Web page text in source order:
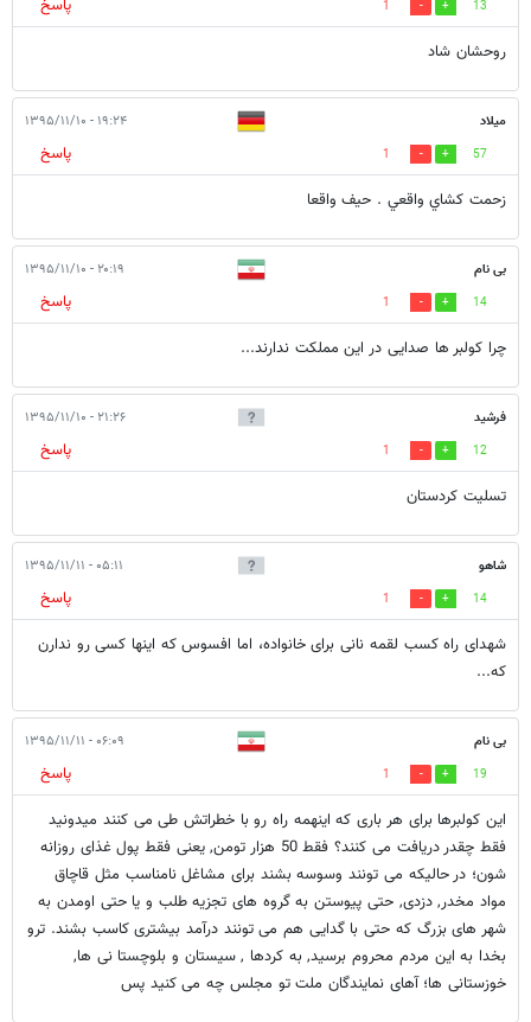
13
1
پاسخ
روحشان شاد
ميلاد ۱۹:۲۴ - ۱۳۹۵/۱۱/۱۰
57
1
پاسخ
زحمت كشاي واقعي . حيف واقعا
بی نام ۲۰:۱۹ - ۱۳۹۵/۱۱/۱۰
14
1
پاسخ
چرا کولبر ها صدایی در این مملکت ندارند...
فرشید ۲۱:۲۶ - ۱۳۹۵/۱۱/۱۰
12
1
پاسخ
تسلیت کردستان
شاهو ۰۵:۱۱ - ۱۳۹۵/۱۱/۱۱
14
1
پاسخ
شهدای راه کسب لقمه نانی برای خانواده، اما افسوس که اینها کسی رو ندارن
که...
بی نام ۰۶:۰۹ - ۱۳۹۵/۱۱/۱۱
19
1
پاسخ
این کولبرها برای هر باری که اینهمه راه رو با خطراتش طی می کنند میدونید
فقط چقدر دریافت می کنند؟ فقط 50 هزار تومن, یعنی فقط پول غذای روزانه
شون؛ در حالیکه می تونند وسوسه بشند برای مشاغل نامناسب مثل قاچاق
مواد مخدر, دزدی, حتی پیوستن به گروه های تجزیه طلب و یا حتی اومدن به
شهر های بزرگ که حتی با گدایی هم می تونند درآمد بیشتری کاسب بشند. ترو
بخدا به این مردم محروم برسید, به کردها , سیستان و بلوچستا نی ها,
خوزستانی ها؛ آهای نمایندگان ملت تو مجلس چه می کنید پس